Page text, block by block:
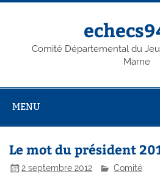
Skip
Comité Départemental du
Marne
MENU
Le mot du président
2 septembre 2012 Comité